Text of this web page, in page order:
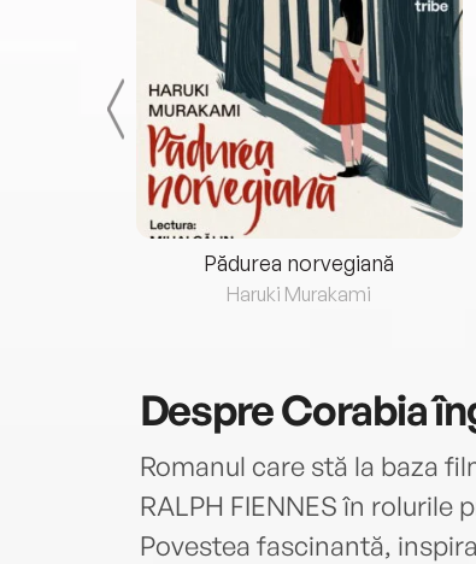
Pădurea norvegiană
Haruki Murakami
DespreCorabia
Romanul care stă la baza
RALPH FIENNES în rolurile
Povestea fascinantă,